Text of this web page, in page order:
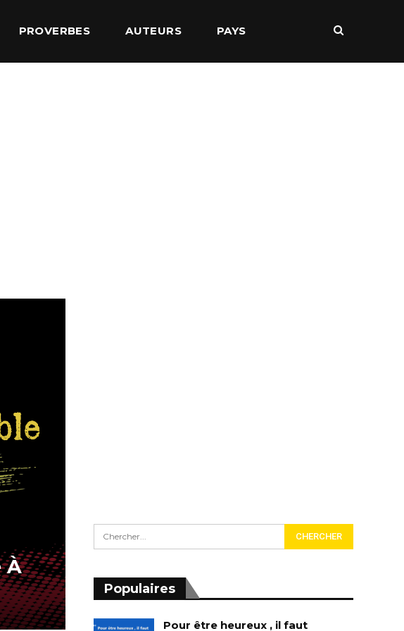
PROVERBES AUTEURS PAYS
À
Populaires
Pour être heureux , il faut